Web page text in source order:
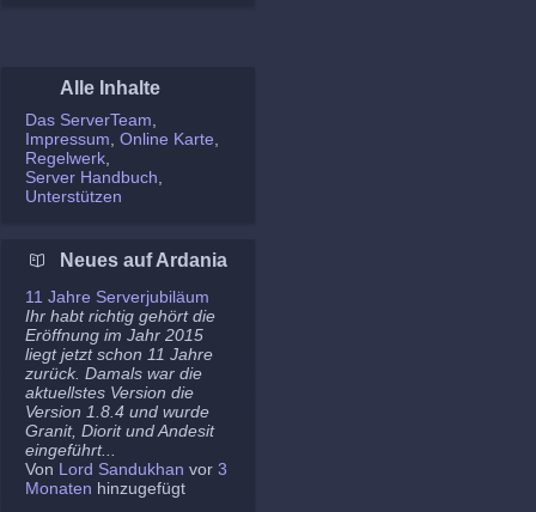
Alle Inhalte
Das ServerTeam
Impressum Online Karte
Regelwerk
Server Handbuch
Unterstützen
Neues auf Ardania
11 Jahre Serverjubiläum
Ihr habt richtig gehört die
Eröffnung im Jahr 2015
liegt jetzt schon 11 Jahre
zurück. Damals war die
aktuellstes Version die
Version 1.8.4 und wurde
Granit, Diorit und Andesit
eingeführt...
Von Lord Sandukhan vor 3
Monaten hinzugefügt